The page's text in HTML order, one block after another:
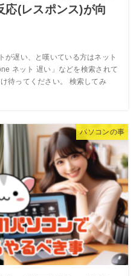
応(レスポンス)が向
遅い、と嘆いている方はネット
ネット 遅い」などを検索されて
待ってください。 検索してみ
パソコンの事